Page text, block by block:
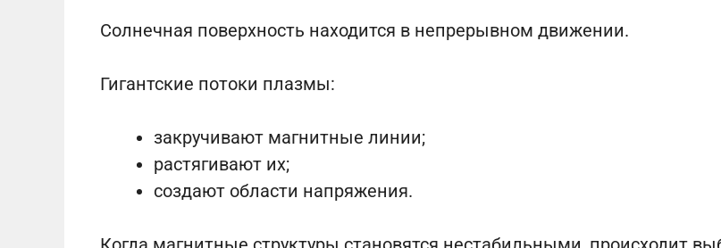
Солнечная поверхность находится в непрерывном движении.
Гигантские потоки плазмы:
закручивают магнитные линии;
растягивают их;
создают области напряжения.